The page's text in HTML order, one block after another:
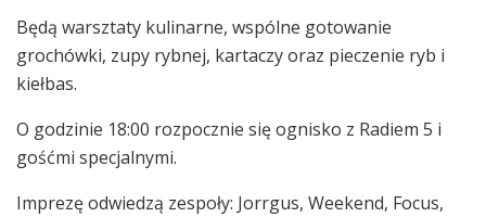
Będą warsztaty kulinarne, wspólne gotowanie
grochówki, zupy rybnej, kartaczy oraz pieczenie ryb i
kiełbas.
O godzinie 18:00 rozpocznie się ognisko z Radiem 5 i
gośćmi specjalnymi.
Imprezę odwiedzą zespoły: Jorrgus, Weekend, Focus,